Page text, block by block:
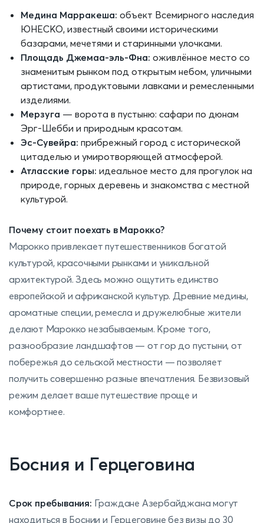
Медина Марракеша: объект Всемирного наследия
ЮНЕСКО, известный своими историческими
базарами, мечетями и старинными улочками.
Площадь Джемаа-эль-Фна: оживлённое место со
знаменитым рынком под открытым небом, уличными
артистами, продуктовыми лавками и ремесленными
изделиями.
Мерзуга — ворота в пустыню: сафари по дюнам
Эрг-Шебби и природным красотам.
Эс-Сувейра: прибрежный город с исторической
цитаделью и умиротворяющей атмосферой.
Атласские горы: идеальное место для прогулок на
природе, горных деревень и знакомства с местной
культурой.
Почему стоит поехать в Марокко?
Марокко привлекает путешественников богатой
культурой, красочными рынками и уникальной
архитектурой. Здесь можно ощутить единство
европейской и африканской культур. Древние медины,
ароматные специи, ремесла и дружелюбные жители
делают Марокко незабываемым. Кроме того,
разнообразие ландшафтов — от гор до пустыни, от
побережья до сельской местности — позволяет
получить совершенно разные впечатления. Безвизовый
режим делает ваше путешествие проще и
комфортнее.
Босния и Герцеговина
Срок пребывания: Граждане Азербайджана могут
находиться в Боснии и Герцеговине без визы до 30